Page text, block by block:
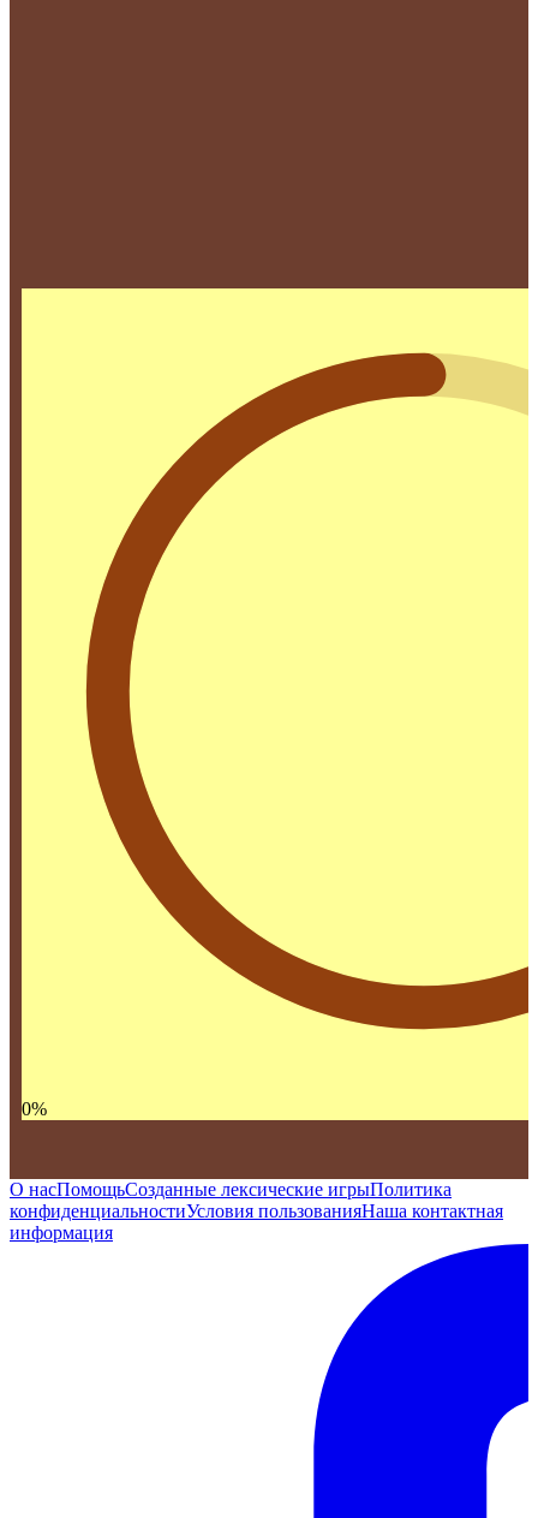
0%
О насПомощьСозданные лексические игрыПолитика
конфиденциальностиУсловия пользованияНаша контактная
информация